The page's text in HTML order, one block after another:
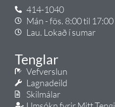
414-1040
Mán - fös. 8:00 til 17:00
Lau. Lokað í sumar
Tenglar
Vefverslun
Lagnadeild
Skilmálar